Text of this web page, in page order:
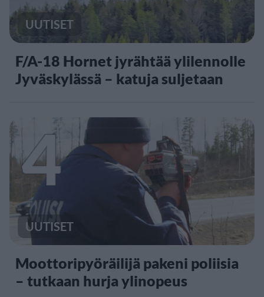
UUTISET
F/A-18 Hornet jyrähtää ylilennolle
Jyväskylässä – katuja suljetaan
4
UUTISET
Moottoripyöräilijä pakeni poliisia
– tutkaan hurja ylinopeus